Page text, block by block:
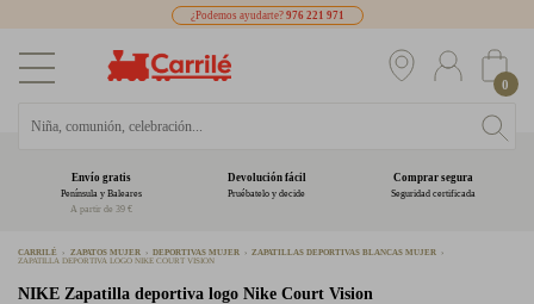
¿Podemos ayudarte? 976 221 971
0
Envío gratis
Península y Baleares
A partir de 39 €
Devolución fácil
Pruébatelo y decide
Comprar segura
Seguridad certificada
CARRILÉ ZAPATOS MUJER DEPORTIVAS MUJER
ZAPATILLAS DEPORTIVAS BLANCAS MUJER
ZAPATILLA DEPORTIVA LOGO NIKE COURT VISION
NIKE Zapatilla deportiva logo Nike Court Vision